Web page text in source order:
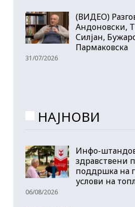
(ВИДЕО)
Андоновски,
Силјан,
Пармаковска
31/07/2026
НАЈНОВИ
Инфо-
здравствени
поддршка на
услови на
06/08/2026